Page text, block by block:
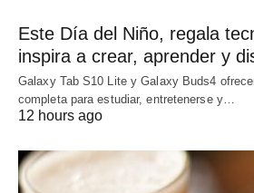
Este Día del Niño, regala
inspira a crear, aprender y
Galaxy Tab S10 Lite y Galaxy Buds4
completa para estudiar, entretenerse y…
12 hours ago